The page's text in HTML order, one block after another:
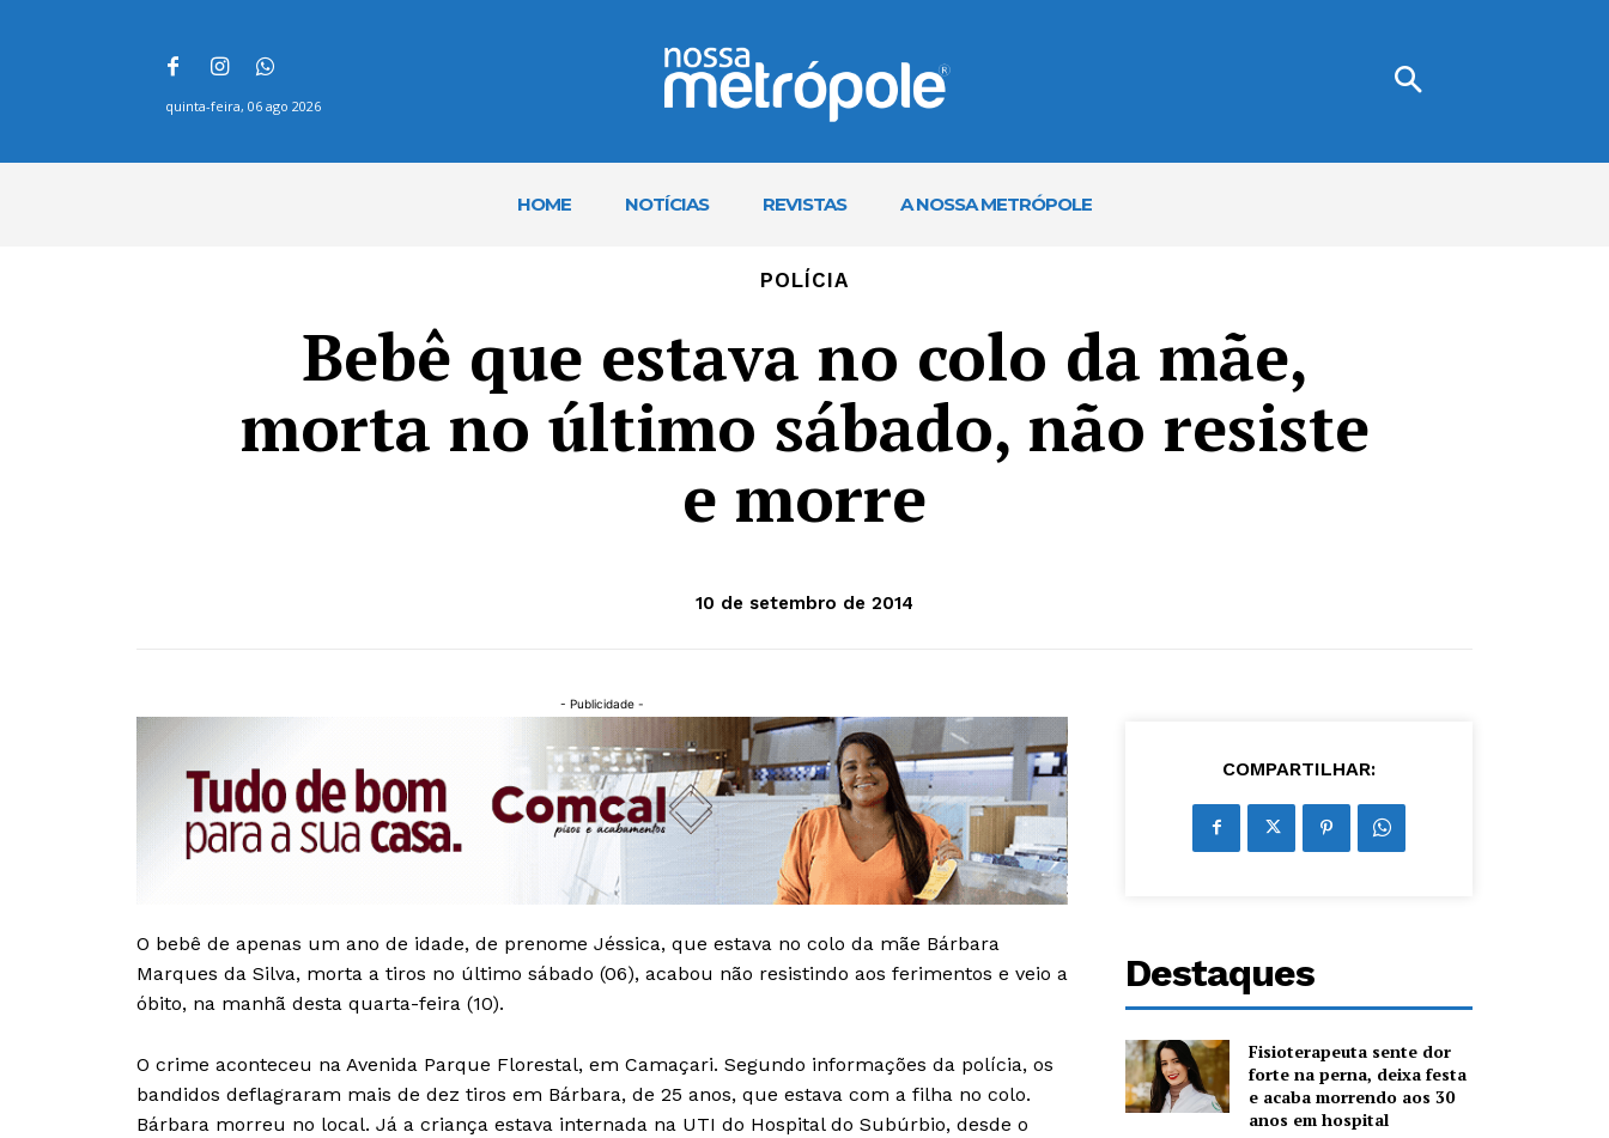
quinta-feira, 06 ago 2026
HOME NOTÍCIAS REVISTAS A NOSSA METRÓPOLE
POLÍCIA
Bebê que estava no colo da mãe,
morta no último sábado, não resiste
e morre
10 de setembro de 2014
- Publicidade -
O bebê de apenas um ano de idade, de prenome Jéssica, que estava no colo da mãe Bárbara
Marques da Silva, morta a tiros no último sábado (06), acabou não resistindo aos ferimentos e veio a
óbito, na manhã desta quarta-feira (10).
O crime aconteceu na Avenida Parque Florestal, em Camaçari. Segundo informações da polícia, os
bandidos deflagraram mais de dez tiros em Bárbara, de 25 anos, que estava com a filha no colo.
Bárbara morreu no local. Já a criança estava internada na UTI do Hospital do Subúrbio, desde o
COMPARTILHAR:
Destaques
Fisioterapeuta sente dor
forte na perna, deixa festa
e acaba morrendo aos 30
anos em hospital